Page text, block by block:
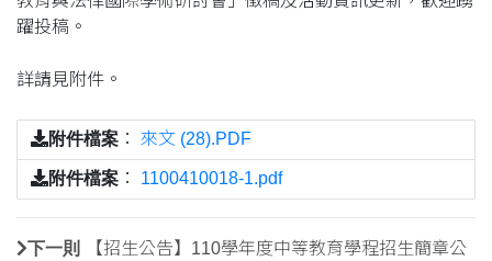
躍投稿。
詳請見附件。
附件檔案 ： 來文 (28).PDF
附件檔案 ： 1100410018-1.pdf
下一則
【招生公告】110學年度中等教育學程招生簡章公